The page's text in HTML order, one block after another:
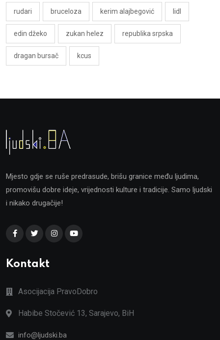
rudari bruceloza kerim alajbegović lidl
edin džeko zukan helez republika srpska
dragan bursač kcus
Mjesto gdje se ruše predrasude, brišu granice među ljudima,
promovišu dobre ideje, vrijednosti kulture i tradicije. Samo ljudski
i nikako drugačije!
Kontakt
Asocijacija PravoDobro
Habibe Stočević 13, Sarajevo, BiH
info@ljudski.ba